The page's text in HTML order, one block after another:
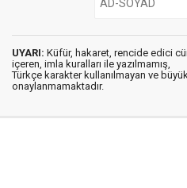
UYARI: Küfür, hakaret, rencide edici
içeren, imla kuralları ile yazılmamış,
Türkçe karakter kullanılmayan ve
onaylanmamaktadır.